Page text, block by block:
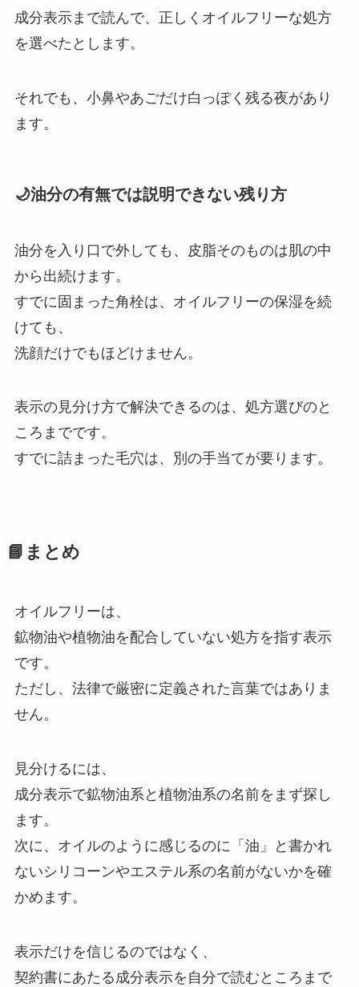
成分表示まで読んで、正しくオイルフリーな処方
を選べたとします。
それでも、小鼻やあごだけ白っぽく残る夜があり
ます。
🌙油分の有無では説明できない残り方
油分を入り口で外しても、皮脂そのものは肌の中
から出続けます。
すでに固まった角栓は、オイルフリーの保湿を続
けても、
洗顔だけでもほどけません。
表示の見分け方で解決できるのは、処方選びのと
ころまでです。
すでに詰まった毛穴は、別の手当てが要ります。
📘まとめ
オイルフリーは、
鉱物油や植物油を配合していない処方を指す表示
です。
ただし、法律で厳密に定義された言葉ではありま
せん。
見分けるには、
成分表示で鉱物油系と植物油系の名前をまず探し
ます。
次に、オイルのように感じるのに「油」と書かれ
ないシリコーンやエステル系の名前がないかを確
かめます。
表示だけを信じるのではなく、
契約書にあたる成分表示を自分で読むところまで